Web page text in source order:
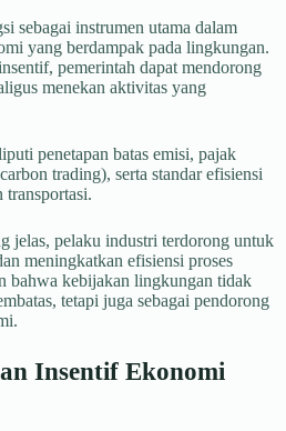
sebagai instrumen utama dalam
yang berdampak pada lingkungan.
pemerintah dapat mendorong
menekan aktivitas yang
penetapan batas emisi, pajak
trading), serta standar efisiensi
transportasi.
jelas, pelaku industri terdorong untuk
meningkatkan efisiensi proses
bahwa kebijakan lingkungan tidak
tetapi juga sebagai pendorong
Insentif Ekonomi